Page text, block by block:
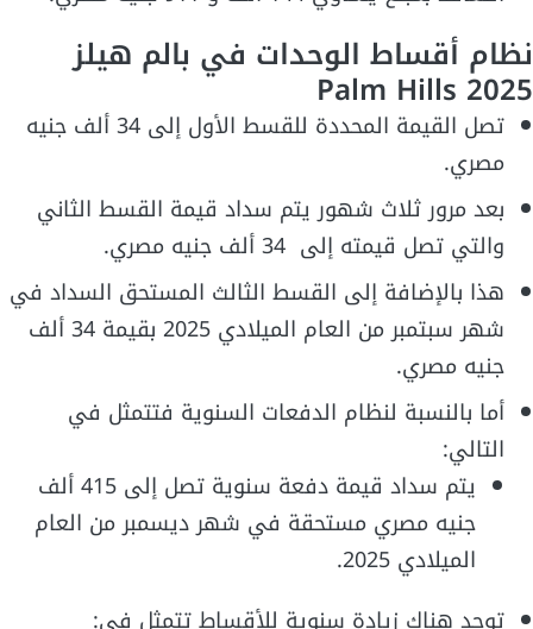
نظام أقساط الوحدات في بالم هيلز
Palm Hills 2025
تصل القيمة المحددة للقسط الأول إلى 34 ألف جنيه
مصري.
بعد مرور ثلاث شهور يتم سداد قيمة القسط الثاني
والتي تصل قيمته إلى 34 ألف جنيه مصري.
هذا بالإضافة إلى القسط الثالث المستحق السداد في
شهر سبتمبر من العام الميلادي 2025 بقيمة 34 ألف
جنيه مصري.
أما بالنسبة لنظام الدفعات السنوية فتتمثل في
التالي:
يتم سداد قيمة دفعة سنوية تصل إلى 415 ألف
جنيه مصري مستحقة في شهر ديسمبر من العام
الميلادي 2025.